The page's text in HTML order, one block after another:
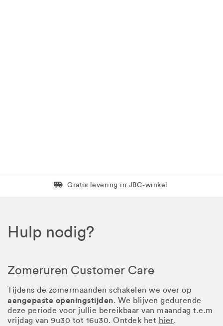
Levering in 1 pakket
Gratis levering in JBC-winkel
Hulp nodig?
Zomeruren Customer Care
Tijdens de zomermaanden schakelen we over op
aangepaste openingstijden. We blijven gedurende
deze periode voor jullie bereikbaar van maandag t.e.m
vrijdag van 9u30 tot 16u30. Ontdek het hier.